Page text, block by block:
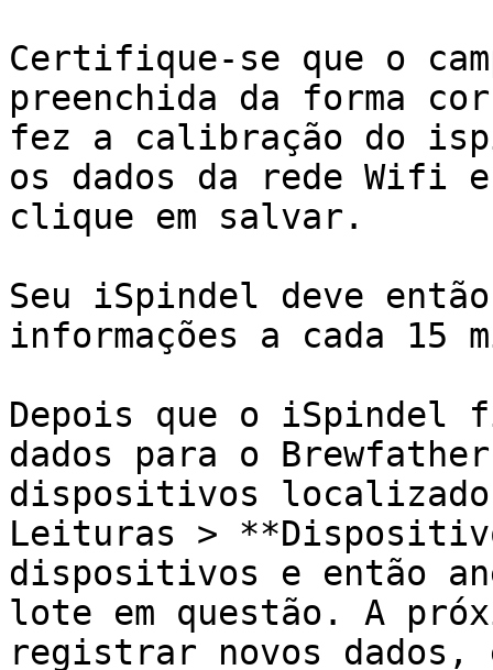
Certifique-se que o
preenchida da forma
fez a calibração do
os dados da rede Wifi
clique em salvar.
Seu iSpindel deve
informações a cada 15
Depois que o
dados para o
dispositivos localizado
Leituras >
dispositivos e então
lote em questão. A
registrar novos dados,